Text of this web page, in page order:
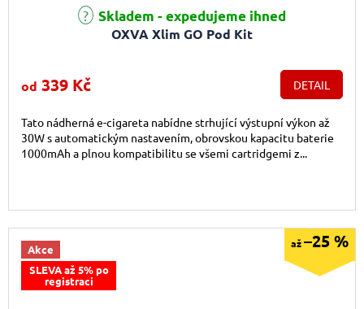
OXVA Xlim GO Pod Kit
Průměrné hodnocení produktu je 4,9 z 5 hvězdiček.
Skladem - expedujeme ihned
od 339 Kč DETAIL
Tato nádherná e-cigareta nabídne strhující výstupní výkon až
30W s automatickým nastavením, obrovskou kapacitu baterie
1000mAh a plnou kompatibilitu se všemi cartridgemi z...
Akce
SLEVA až 5% po
registraci
až–25 %